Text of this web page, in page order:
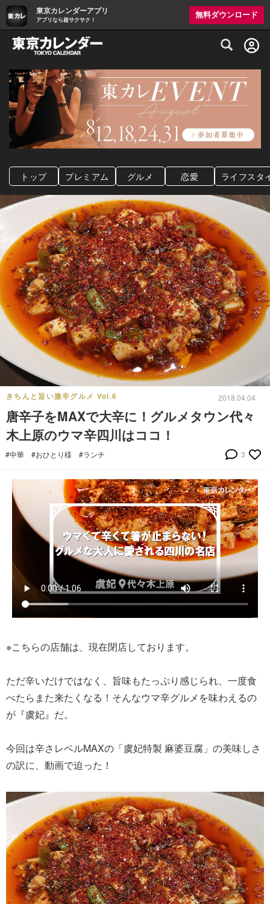
東京カレンダーアプリ
アプリなら超サクサク！
無料ダウンロード
グルメ情報・プレミアムレストラン予約
トップ プレミアム グルメ 恋愛 ライフスタ
きちんと旨い激辛グルメ Vol.6 2018.04.04
唐辛子をMAXで大辛に！グルメタウン代々
木上原のウマ辛四川はココ！
#中華 #おひとり様 #ランチ 3
※こちらの店舗は、現在閉店しております。
ただ辛いだけではなく、旨味もたっぷり感じられ、一度食
べたらまた来たくなる！そんなウマ辛グルメを味わえるの
が『虞妃』だ。
今回は辛さレベルMAXの「虞妃特製 麻婆豆腐」の美味しさ
の訳に、動画で迫った！